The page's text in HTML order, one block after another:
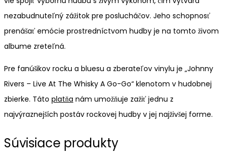
nezabudnuteľný zážitok pre poslucháčov. Jeho schopnosť
prenášať emócie prostredníctvom hudby je na tomto živom
albume zreteľná.
Pre fanúšikov rocku a bluesu a zberateľov vinylu je „Johnny
Rivers – Live At The Whisky A Go-Go“ klenotom v hudobnej
zbierke. Táto platňa nám umožňuje zažiť jednu z
najvýraznejších postáv rockovej hudby v jej najživšej forme.
Súvisiace produkty